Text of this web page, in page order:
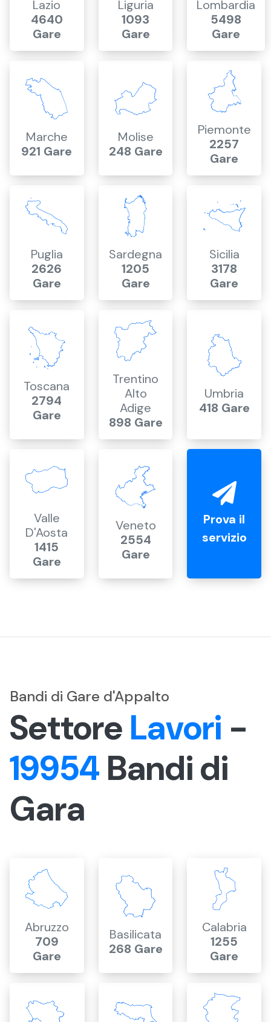
Lazio
4640
Gare
Liguria
1093
Gare
Lombardia
5498
Gare
Marche
921 Gare
Molise
248 Gare
Piemonte
2257
Gare
Puglia
2626
Gare
Sardegna
1205
Gare
Sicilia
3178
Gare
Toscana
2794
Gare
Trentino
Alto
Adige
898 Gare
Umbria
418 Gare
Valle
D'Aosta
1415
Gare
Veneto
2554
Gare
Prova il
servizio
Bandi di Gare d'Appalto
Settore Lavori -
19954 Bandi di
Gara
Abruzzo
709
Gare
Basilicata
268 Gare
Calabria
1255
Gare